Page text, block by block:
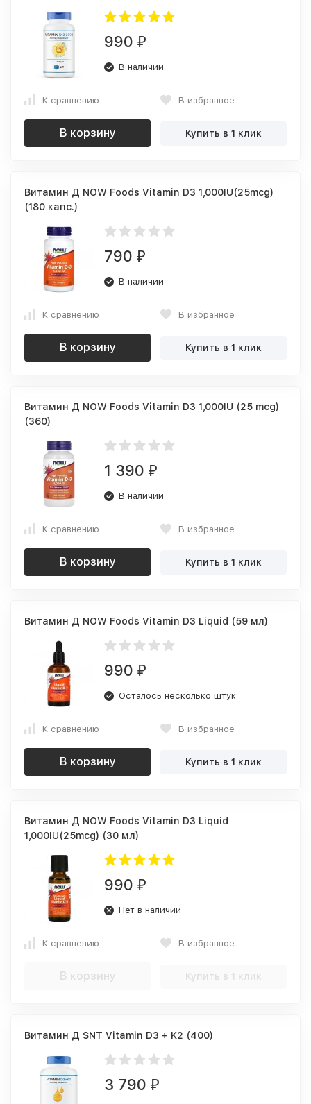
990 ₽
В наличии
К сравнению В избранное
В корзину Купить в 1 клик
Витамин Д NOW Foods Vitamin D3 1,000IU(25mcg)
(180 капс.)
790 ₽
В наличии
К сравнению В избранное
В корзину Купить в 1 клик
Витамин Д NOW Foods Vitamin D3 1,000IU (25 mcg)
(360)
1 390 ₽
В наличии
К сравнению В избранное
В корзину Купить в 1 клик
Витамин Д NOW Foods Vitamin D3 Liquid (59 мл)
990 ₽
Осталось несколько штук
К сравнению В избранное
В корзину Купить в 1 клик
Витамин Д NOW Foods Vitamin D3 Liquid
1,000IU(25mcg) (30 мл)
990 ₽
Нет в наличии
К сравнению В избранное
В корзину Купить в 1 клик
Витамин Д SNT Vitamin D3 + K2 (400)
3 790 ₽